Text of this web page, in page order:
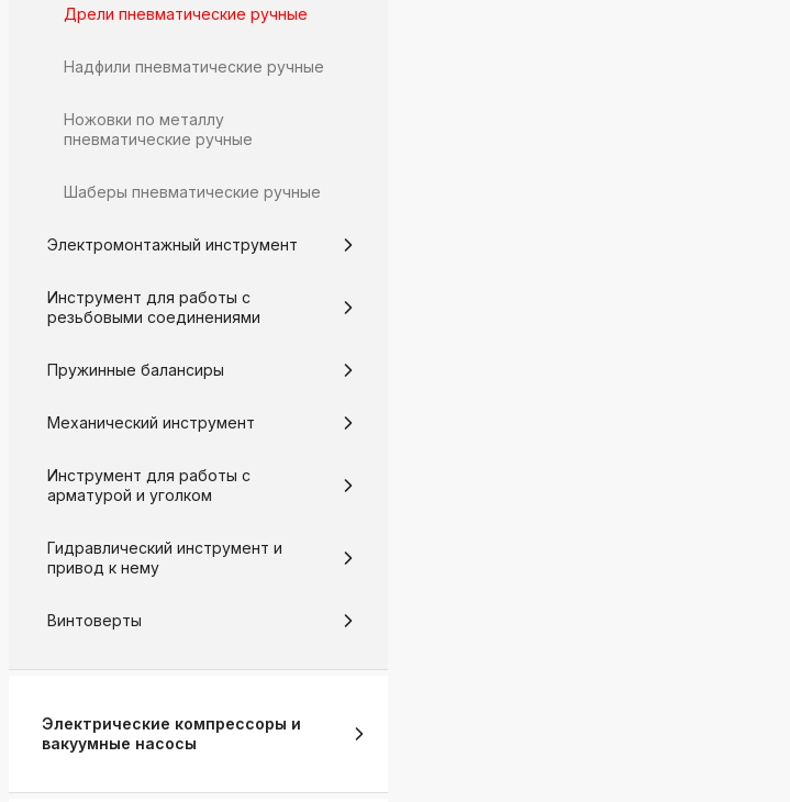
Дрели пневматические ручные
Надфили пневматические ручные
Ножовки по металлу
пневматические ручные
Шаберы пневматические ручные
Электромонтажный инструмент
Инструмент для работы с
резьбовыми соединениями
Пружинные балансиры
Механический инструмент
Инструмент для работы с
арматурой и уголком
Гидравлический инструмент и
привод к нему
Винтоверты
Электрические компрессоры и
вакуумные насосы